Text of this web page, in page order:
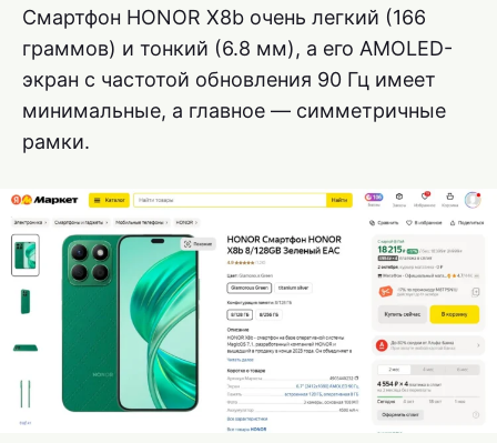
Смартфон HONOR X8b очень легкий (166
граммов) и тонкий (6.8 мм), а его AMOLED-
экран с частотой обновления 90 Гц имеет
минимальные, а главное — симметричные
рамки.